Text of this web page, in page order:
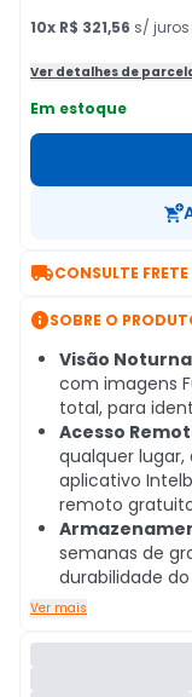
10x R$ 321,56 s/ juros
Ver detalhes de
Em estoque
CONSULTE FRETE
SOBRE O
Visão
com imagens
total, para
Acesso
qualquer
aplicativo
remoto
semanas de
durabilidade
Ver mais